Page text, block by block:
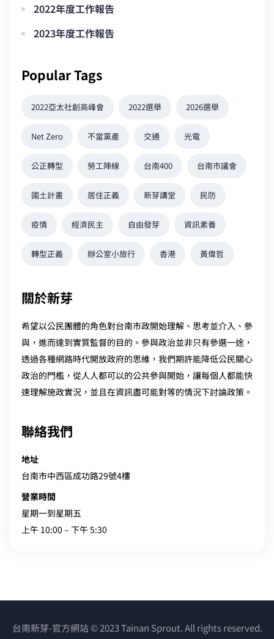
2022年度工作報告
2023年度工作報告
Popular Tags
2022亞太社創高峰會 2022選舉 2026選舉
Net Zero 不當黨產 交通 光電
公正轉型 勞工陣線 台南400 台南市議會
國土計畫 居住正義 新芽講堂 民防
疫情 經濟民主 自由發芽 資訊素養
轉型正義 辦公室小旅行 香港 黃偉哲
關於新芽
希望以公民團體的角色對台南市政開始理解、思考並介入、參
與，進而達到實質監督的目的。參與政治並非只有參選一途，
透過各種網路時代開放政府的思維，我們期許能降低公民關心
政治的門檻，從人人都可以的公共參與開始，讓每個人都能快
速理解施政實況，並且在資訊盡可能對等的情況下討論政策。
聯絡我們
地址
台南市中西區成功路29號4樓
營業時間
星期一到星期五
上午 10:00 – 下午 5:30
台南新芽-官方網站 © 2023 Tainan Sprout. All rights reserved.